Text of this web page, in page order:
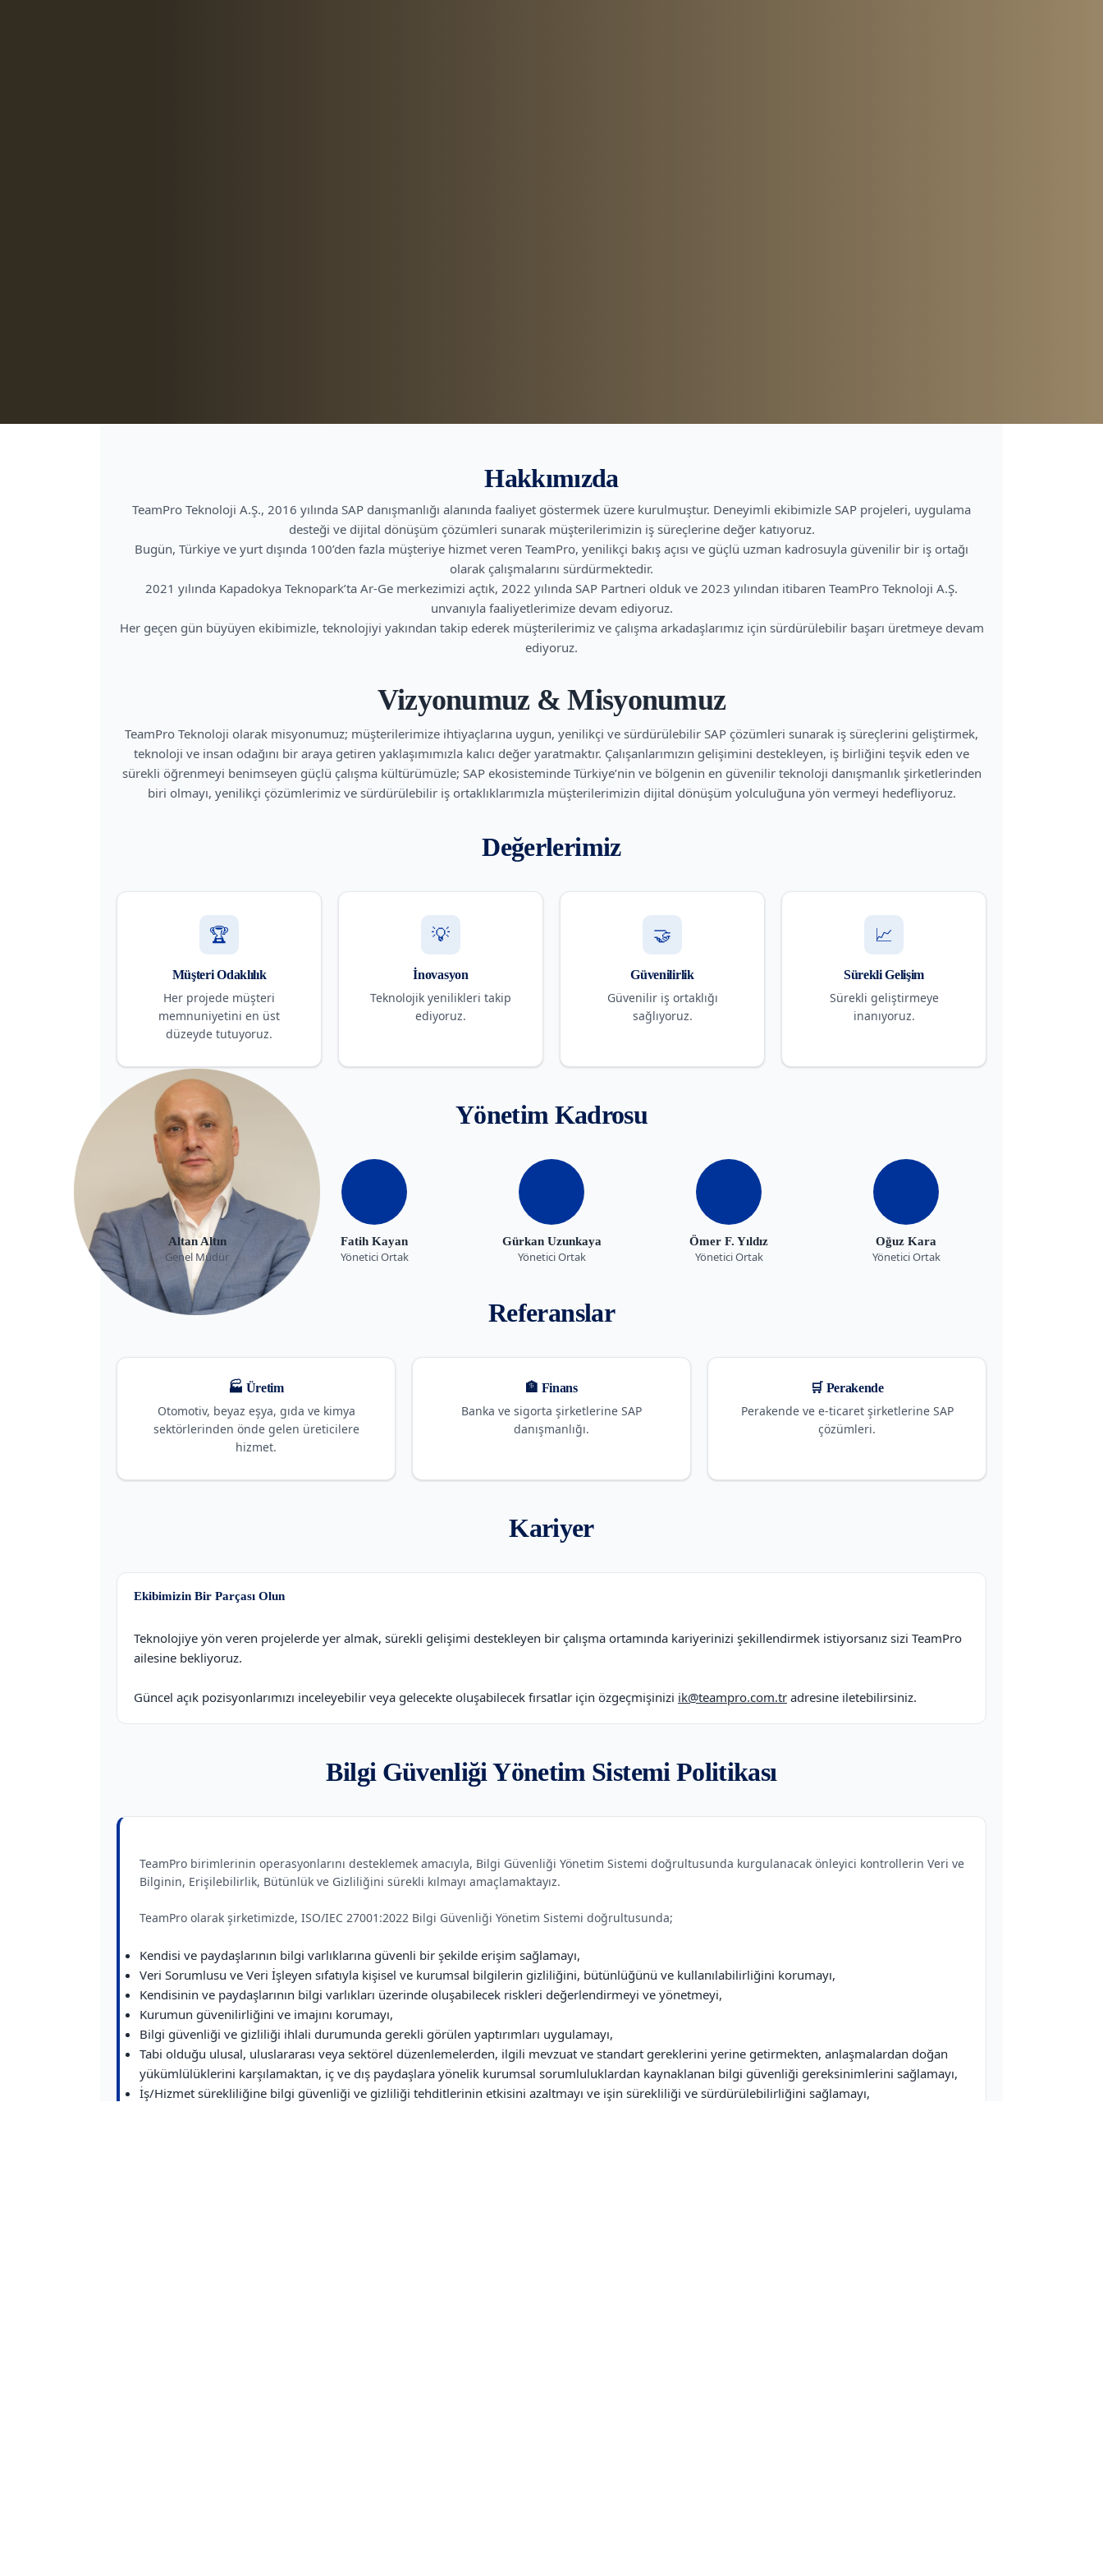
Hakkımızda
TeamPro Teknoloji A.Ş., 2016 yılında SAP danışmanlığı alanında faaliyet göstermek üzere kurulmuştur. Deneyimli ekibimizle SAP projeleri, uygulama
desteği ve dijital dönüşüm çözümleri sunarak müşterilerimizin iş süreçlerine değer katıyoruz.
Bugün, Türkiye ve yurt dışında 100’den fazla müşteriye hizmet veren TeamPro, yenilikçi bakış açısı ve güçlü uzman kadrosuyla güvenilir bir iş ortağı
olarak çalışmalarını sürdürmektedir.
2021 yılında Kapadokya Teknopark’ta Ar-Ge merkezimizi açtık, 2022 yılında SAP Partneri olduk ve 2023 yılından itibaren TeamPro Teknoloji A.Ş.
unvanıyla faaliyetlerimize devam ediyoruz.
Her geçen gün büyüyen ekibimizle, teknolojiyi yakından takip ederek müşterilerimiz ve çalışma arkadaşlarımız için sürdürülebilir başarı üretmeye devam
ediyoruz.
Vizyonumuz & Misyonumuz
TeamPro Teknoloji olarak misyonumuz; müşterilerimize ihtiyaçlarına uygun, yenilikçi ve sürdürülebilir SAP çözümleri sunarak iş süreçlerini geliştirmek,
teknoloji ve insan odağını bir araya getiren yaklaşımımızla kalıcı değer yaratmaktır. Çalışanlarımızın gelişimini destekleyen, iş birliğini teşvik eden ve
sürekli öğrenmeyi benimseyen güçlü çalışma kültürümüzle; SAP ekosisteminde Türkiye’nin ve bölgenin en güvenilir teknoloji danışmanlık şirketlerinden
biri olmayı, yenilikçi çözümlerimiz ve sürdürülebilir iş ortaklıklarımızla müşterilerimizin dijital dönüşüm yolculuğuna yön vermeyi hedefliyoruz.
Değerlerimiz
🏆
Müşteri Odaklılık
Her projede müşteri
memnuniyetini en üst
düzeyde tutuyoruz.
💡
İnovasyon
Teknolojik yenilikleri takip
ediyoruz.
🤝
Güvenilirlik
Güvenilir iş ortaklığı
sağlıyoruz.
📈
Sürekli Gelişim
Sürekli geliştirmeye
inanıyoruz.
Yönetim Kadrosu
Altan Altın
Genel Müdür
Fatih Kayan
Yönetici Ortak
Gürkan Uzunkaya
Yönetici Ortak
Ömer F. Yıldız
Yönetici Ortak
Oğuz Kara
Yönetici Ortak
Referanslar
🏭 Üretim
Otomotiv, beyaz eşya, gıda ve kimya
sektörlerinden önde gelen üreticilere
hizmet.
🏦 Finans
Banka ve sigorta şirketlerine SAP
danışmanlığı.
🛒 Perakende
Perakende ve e-ticaret şirketlerine SAP
çözümleri.
Kariyer
Ekibimizin Bir Parçası Olun
Teknolojiye yön veren projelerde yer almak, sürekli gelişimi destekleyen bir çalışma ortamında kariyerinizi şekillendirmek istiyorsanız sizi TeamPro
ailesine bekliyoruz.
Güncel açık pozisyonlarımızı inceleyebilir veya gelecekte oluşabilecek fırsatlar için özgeçmişinizi ik@teampro.com.tr adresine iletebilirsiniz.
Bilgi Güvenliği Yönetim Sistemi Politikası
TeamPro birimlerinin operasyonlarını desteklemek amacıyla, Bilgi Güvenliği Yönetim Sistemi doğrultusunda kurgulanacak önleyici kontrollerin Veri ve
Bilginin, Erişilebilirlik, Bütünlük ve Gizliliğini sürekli kılmayı amaçlamaktayız.
TeamPro olarak şirketimizde, ISO/IEC 27001:2022 Bilgi Güvenliği Yönetim Sistemi doğrultusunda;
Kendisi ve paydaşlarının bilgi varlıklarına güvenli bir şekilde erişim sağlamayı,
Veri Sorumlusu ve Veri İşleyen sıfatıyla kişisel ve kurumsal bilgilerin gizliliğini, bütünlüğünü ve kullanılabilirliğini korumayı,
Kendisinin ve paydaşlarının bilgi varlıkları üzerinde oluşabilecek riskleri değerlendirmeyi ve yönetmeyi,
Kurumun güvenilirliğini ve imajını korumayı,
Bilgi güvenliği ve gizliliği ihlali durumunda gerekli görülen yaptırımları uygulamayı,
Tabi olduğu ulusal, uluslararası veya sektörel düzenlemelerden, ilgili mevzuat ve standart gereklerini yerine getirmekten, anlaşmalardan doğan
yükümlülüklerini karşılamaktan, iç ve dış paydaşlara yönelik kurumsal sorumluluklardan kaynaklanan bilgi güvenliği gereksinimlerini sağlamayı,
İş/Hizmet sürekliliğine bilgi güvenliği ve gizliliği tehditlerinin etkisini azaltmayı ve işin sürekliliği ve sürdürülebilirliğini sağlamayı,